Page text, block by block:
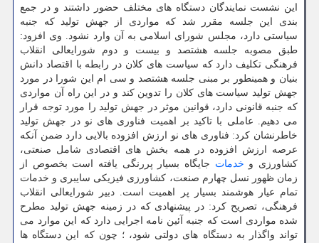
این نشست نمایندگان دستگاه های مختلف حضور داشتند و در جمع
بندی این جلسه مقرر شد که مواردی از جهش تولید که جنبه
سیاستی دارد، مجلس شورای اسلامی به آن وارد نشود. وی افزود:
طبق مصوبه جلسه هشتصد و بیست و دوم شورایعالی انقلاب
فرهنگی تکلیف دارد که سیاست های کلان در رابطه با اقتصاد دانش
بنیان و همینطور بر مبنی جلسه هشتصد و سی ام این شورا در مورد
جهش تولید سیاست های کلان را تدوین کند و در این راه آن مواردی
که جنبه قانونی دارد، قوانین موثر در جهش تولید را مورد توجه قرار
می دهیم. عاملی با تاکید بر اهمیت فناوری های نو در جهش تولید
خاطرنشان کرد: فناوری های نو ارزش افزوده بالایی دارد ضمن آنکه
عرصه ارزش افزوده در همه بخش های اقتصادی شامل صنعتی،
کشاورزی و خدمات جایگاه بسیار پررنگی یافته است بخصوص از
زمان ظهور نسل چهارم صنعت، کشاورزی فیزیکی سایبری و خدمات
تمام عیار هوشمند بسیار پر اهمیت است. دبیر شورایعالی انقلاب
فرهنگی، تصریح کرد: در پیشنهادی که در زمینه جهش تولید مطرح
شده مواردی است که جنبه آئین نامه اجرایی دارد که این موارد می
تواند واگذار به دستگاه‎ های دولتی شود، ؛ چون که این دستگاه ها